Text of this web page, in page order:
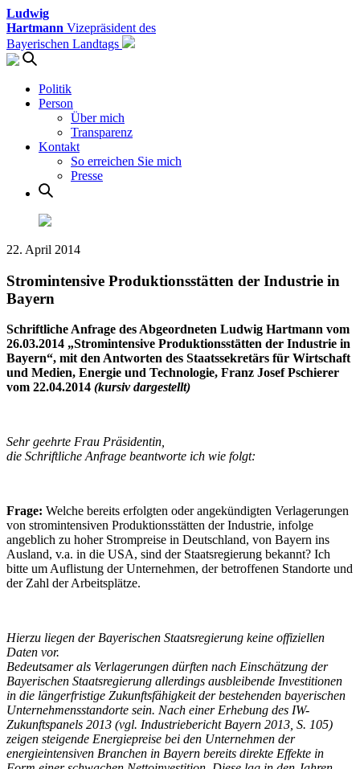
Ludwig
Hartmann Vizepräsident des
Bayerischen Landtags
Politik
Person
Über mich
Transparenz
Kontakt
So erreichen Sie mich
Presse
22. April 2014
Stromintensive Produktionsstätten der Industrie in
Bayern
Schriftliche Anfrage des Abgeordneten Ludwig Hartmann vom
26.03.2014 „Stromintensive Produktionsstätten der Industrie in
Bayern“, mit den Antworten des Staatssekretärs für Wirtschaft
und Medien, Energie und Technologie, Franz Josef Pschierer
vom 22.04.2014 (kursiv dargestellt)
Sehr geehrte Frau Präsidentin,
die Schriftliche Anfrage beantworte ich wie folgt:
Frage: Welche bereits erfolgten oder angekündigten Verlagerungen
von stromintensiven Produktionsstätten der Industrie, infolge
angeblich zu hoher Strompreise in Deutschland, von Bayern ins
Ausland, v.a. in die USA, sind der Staatsregierung bekannt? Ich
bitte um Auflistung der Unternehmen, der betroffenen Standorte und
der Zahl der Arbeitsplätze.
Hierzu liegen der Bayerischen Staatsregierung keine offiziellen
Daten vor.
Bedeutsamer als Verlagerungen dürften nach Einschätzung der
Bayerischen Staatsregierung allerdings ausbleibende Investitionen
in die längerfristige Zukunftsfähigkeit der bestehenden bayerischen
Unternehmensstandorte sein. Nach einer Erhebung des IW-
Zukunftspanels 2013 (vgl. Industriebericht Bayern 2013, S. 105)
zeigen steigende Energiepreise bei den Unternehmen der
energieintensiven Branchen in Bayern bereits direkte Effekte in